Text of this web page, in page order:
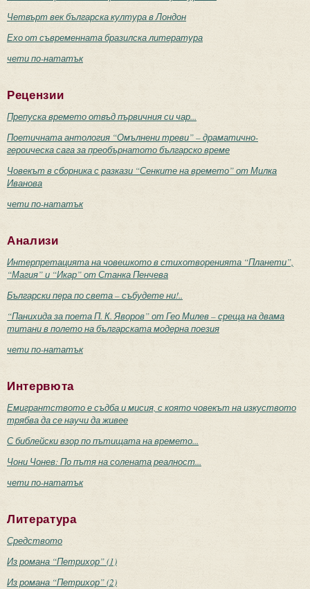
Четвърт век българска култура в Лондон
Ехо от съвременната бразилска литература
чети по-нататък
Рецензии
Препуска времето отвъд първичния си чар...
Поетичната антология “Омълнени треви” – драматично-
героическа сага за преобърнатото българско време
Човекът в сборника с разкази “Сенките на времето” от Милка
Иванова
чети по-нататък
Анализи
Интерпретацията на човешкото в стихотворенията “Планети”,
“Магия” и “Икар” от Станка Пенчева
Български пера по света – събудете ни!..
“Панихида за поета П. К. Яворов” от Гео Милев – среща на двама
титани в полето на българската модерна поезия
чети по-нататък
Интервюта
Емигрантството е съдба и мисия, с която човекът на изкуството
трябва да се научи да живее
С библейски взор по пътищата на времето...
Чони Чонев: По пътя на солената реалност...
чети по-нататък
Литература
Средството
Из романа “Петрихор” (1)
Из романа “Петрихор” (2)